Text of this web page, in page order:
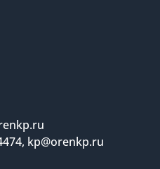
kp@orenkp.ru